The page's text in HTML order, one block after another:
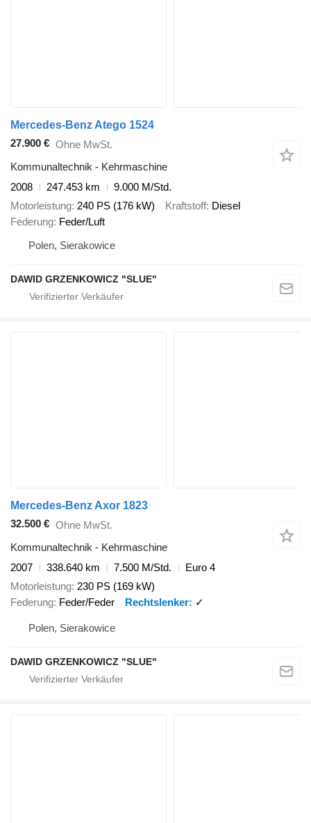
Mercedes-Benz Atego 1524
27.900 € Ohne MwSt.
Kommunaltechnik - Kehrmaschine
2008
247.453 km
9.000 M/Std.
Motorleistung 240 PS (176 kW) Kraftstoff Diesel
Federung Feder/Luft
Polen, Sierakowice
DAWID GRZENKOWICZ "SLUE"
Mercedes-Benz Axor 1823
32.500 € Ohne MwSt.
Kommunaltechnik - Kehrmaschine
2007
338.640 km 7.500 M/Std.
Euro 4
Motorleistung 230 PS (169 kW)
Federung Feder/Feder Rechtslenker ✓
Polen, Sierakowice
DAWID GRZENKOWICZ "SLUE"